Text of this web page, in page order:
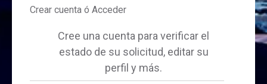
Crear cuenta ó Acceder
Cree una cuenta para verificar el
estado de su solicitud, editar su
perfil y más.